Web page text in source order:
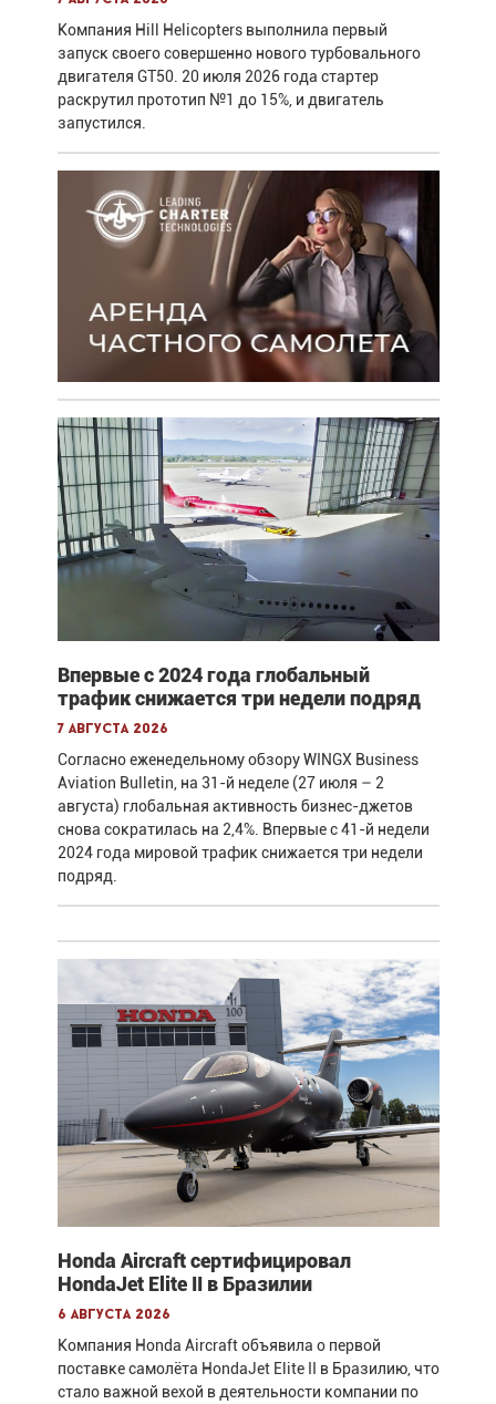
Компания Hill Helicopters выполнила первый
запуск своего совершенно нового турбовального
двигателя GT50. 20 июля 2026 года стартер
раскрутил прототип №1 до 15%, и двигатель
запустился.
Впервые с 2024 года глобальный
трафик снижается три недели подряд
7 августа 2026
Согласно еженедельному обзору WINGX Business
Aviation Bulletin, на 31-й неделе (27 июля – 2
августа) глобальная активность бизнес-джетов
снова сократилась на 2,4%. Впервые с 41-й недели
2024 года мировой трафик снижается три недели
подряд.
Honda Aircraft сертифицировал
HondaJet Elite II в Бразилии
6 августа 2026
Компания Honda Aircraft объявила о первой
поставке самолёта HondaJet Elite II в Бразилию, что
стало важной вехой в деятельности компании по